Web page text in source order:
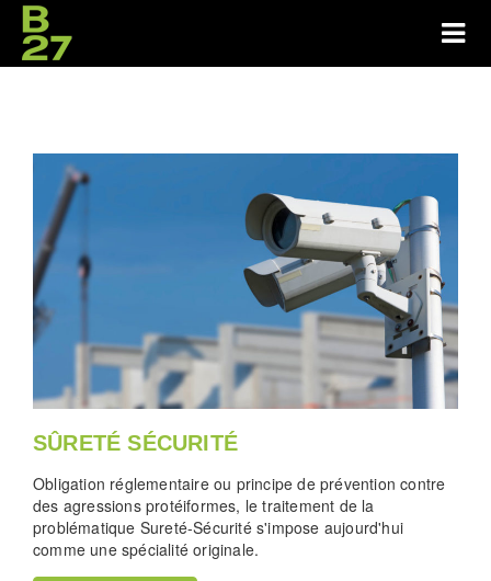
SÛRETÉ SÉCURITÉ
Obligation réglementaire ou principe de prévention contre
des agressions protéiformes, le traitement de la
problématique Sureté-Sécurité s'impose aujourd'hui
comme une spécialité originale.